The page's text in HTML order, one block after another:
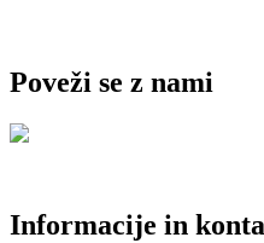
Poveži se z nami
Informacije in